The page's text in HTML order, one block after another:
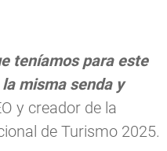
teníamos para este
misma senda y
y creador de la
de Turismo 2025.